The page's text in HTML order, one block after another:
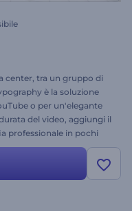
center, tra un gruppo di
è la soluzione
o per un'elegante
del video, aggiungi il
professionale in pochi